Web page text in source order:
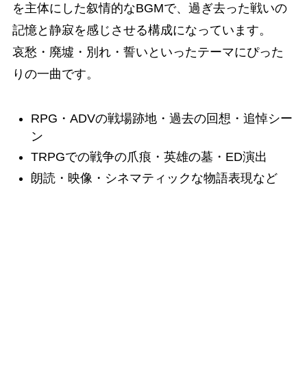
を主体にした叙情的なBGMで、過ぎ去った戦いの
記憶と静寂を感じさせる構成になっています。
哀愁・廃墟・別れ・誓いといったテーマにぴった
りの一曲です。
RPG・ADVの戦場跡地・過去の回想・追悼シー
ン
TRPGでの戦争の爪痕・英雄の墓・ED演出
朗読・映像・シネマティックな物語表現など